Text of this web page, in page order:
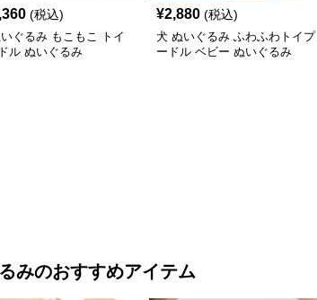
(税込)
ぐるみ もこもこ トイ
ル ぬいぐるみ
¥2,880 (税込)
犬 ぬいぐるみ ふわふわトイプ
ードル ベビー ぬいぐるみ
みのおすすめアイテム